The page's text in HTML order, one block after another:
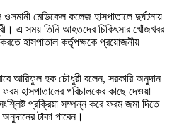
মেডিকেল কলেজ হাসপাতালে দুর্ঘটনায়
এ সময় তিনি আহতদের চিকিৎসার খোঁজখবর
করতে হাসপাতাল কর্তৃপক্ষকে প্রয়োজনীয়
আরিফুল হক চৌধুরী বলেন, সরকারি অনুদান
হাসপাতালের পরিচালকের কাছে দেওয়া
প্রক্রিয়া সম্পন্ন করে ফরম জমা দিতে
টাকা পাবেন।